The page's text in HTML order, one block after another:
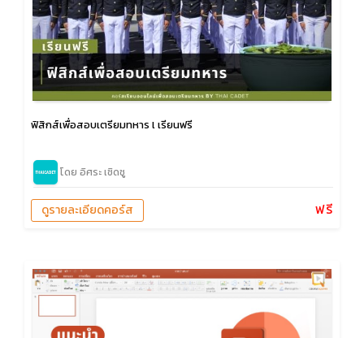
ฟิสิกส์เพื่อสอบเตรียมทหาร l เรียนฟรี
โดย อิศระ เชิดชู
ฟรี
ดูรายละเอียดคอร์ส